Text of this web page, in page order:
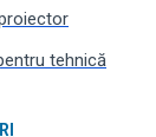
tehnică